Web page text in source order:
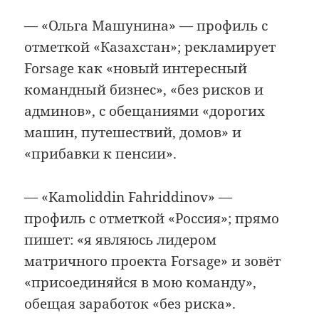
— «Ольга Машунина» — профиль с
отметкой «Казахстан»; рекламирует
Forsage как «новый интересный
командный бизнес», «без рисков и
админов», с обещаниями «дорогих
машин, путешествий, домов» и
«прибавки к пенсии».
— «Kamoliddin Fahriddinov» —
профиль с отметкой «Россия»; прямо
пишет: «я являюсь лидером
матричного проекта Forsage» и зовёт
«присоединяйся в мою команду»,
обещая заработок «без риска».